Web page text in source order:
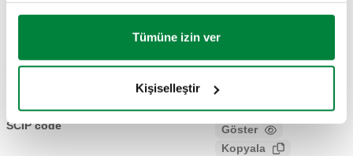
Tümüne izin ver
Kişiselleştir
Açıklama metni Göster Kopyala
dikey kurulumlar için ayarlanabilir. Bağlantılar: G 3/4" (ISO
228-1) D. Maksimum çalışma basıncı: 10 bar. Maksimum
SCIP code
Göster
Kopyala